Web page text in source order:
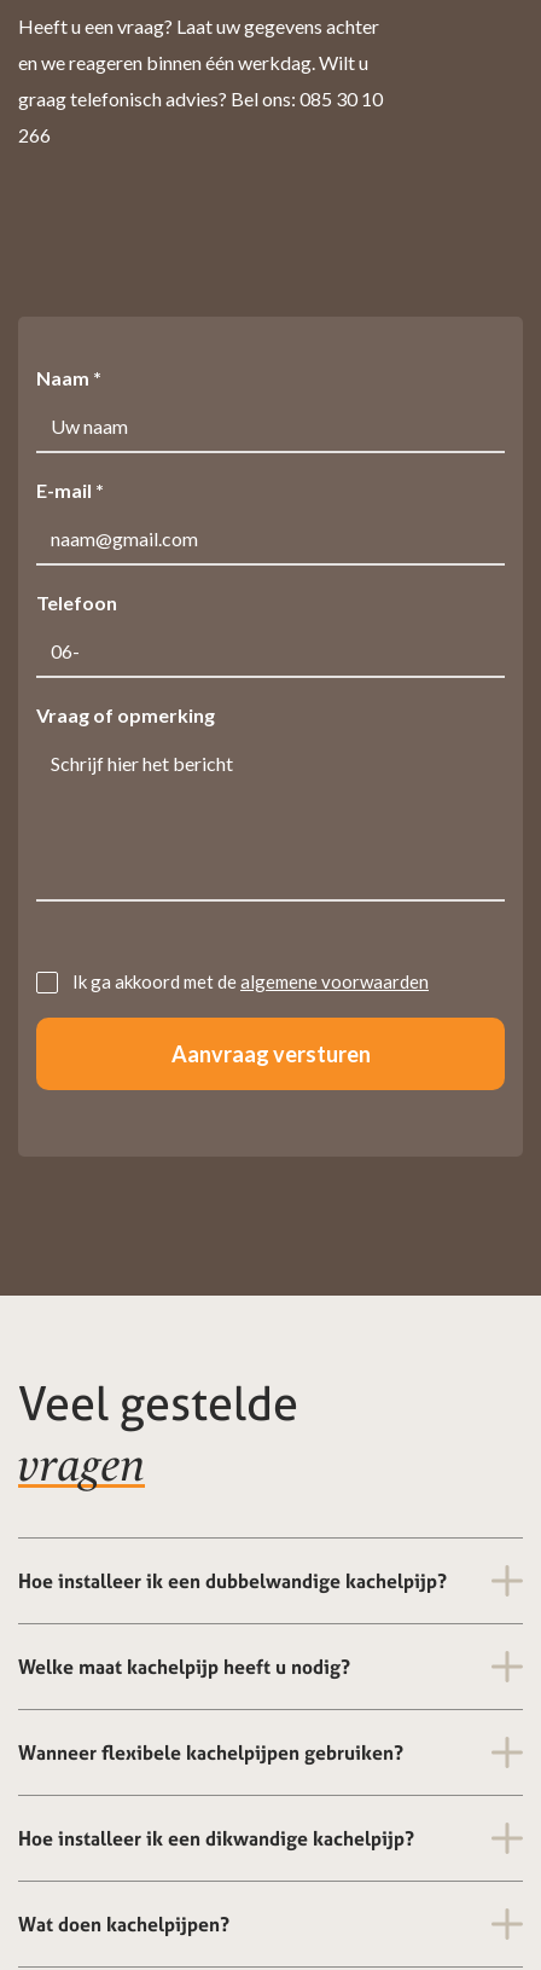
Heeft u een vraag? Laat uw gegevens achter
en we reageren binnen één werkdag. Wilt u
graag telefonisch advies? Bel ons: 085 30 10
266
Naam *
E-mail *
Telefoon
Vraag of opmerking
UntitledIk ga akkoord met dealgemene voorwaarden
Veel gestelde
vragen
Hoe installeer ik een dubbelwandige kachelpijp?
Welke maat kachelpijp heeft u nodig?
Wanneer flexibele kachelpijpen gebruiken?
Hoe installeer ik een dikwandige kachelpijp?
Wat doen kachelpijpen?